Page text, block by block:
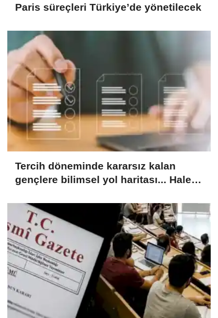
Paris süreçleri Türkiye’de yönetilecek
Tercih döneminde kararsız kalan
gençlere bilimsel yol haritası... Halen